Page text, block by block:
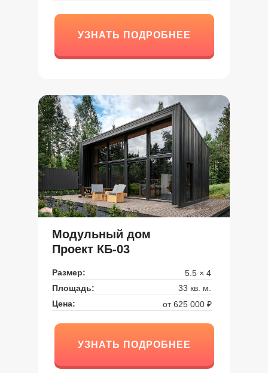
УЗНАТЬ ПОДРОБНЕЕ
Модульный дом
Проект КБ-03
Размер:
5.5 × 4
Площадь:
33 кв. м.
Цена:
от 625 000 ₽
УЗНАТЬ ПОДРОБНЕЕ
УЗНАТЬ ПОДРОБНЕЕ
УЗНАТЬ ПОДРОБНЕЕ